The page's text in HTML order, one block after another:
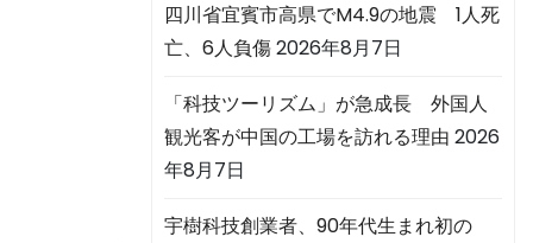
四川省宜賓市高県でM4.9の地震 1人死
亡、6人負傷2026年8月7日
「科技ツーリズム」が急成長 外国人
観光客が中国の工場を訪れる理由 2026
年8月7日
宇樹科技創業者、90年代生まれ初の